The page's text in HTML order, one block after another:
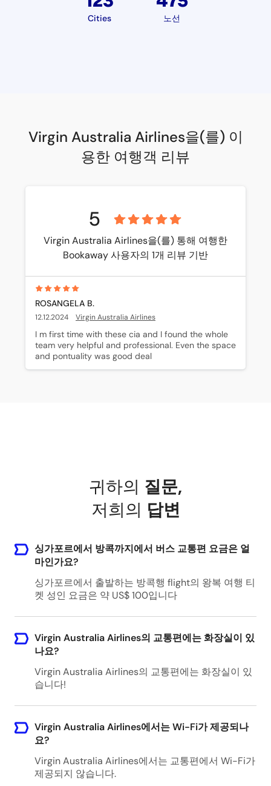
Cities 노선
Virgin Australia Airlines을(를) 이
용한 여행객 리뷰
5
Virgin Australia Airlines을(를) 통해 여행한
Bookaway 사용자의 1개 리뷰 기반
ROSANGELA B.
12.12.2024 Virgin Australia Airlines
I m first time with these cia and I found the whole
team very helpful and professional. Even the space
and pontuality was good deal
귀하의 질문,
저희의 답변
싱가포르에서 방콕까지에서 버스 교통편 요금은 얼
마인가요?
싱가포르에서 출발하는 방콕행 flight의 왕복 여행 티
켓 성인 요금은 약 US$ 100입니다
Virgin Australia Airlines의 교통편에는 화장실이 있
나요?
Virgin Australia Airlines의 교통편에는 화장실이 있
습니다!
Virgin Australia Airlines에서는 Wi-Fi가 제공되나
요?
Virgin Australia Airlines에서는 교통편에서 Wi-Fi가
제공되지 않습니다.